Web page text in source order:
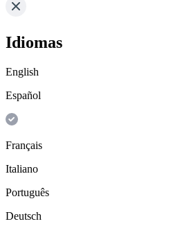
Idiomas
English
Español
Français
Italiano
Português
Deutsch